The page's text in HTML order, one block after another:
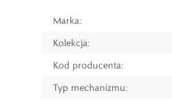
Marka:
Kolekcja:
Kod producenta:
Typ mechanizmu: